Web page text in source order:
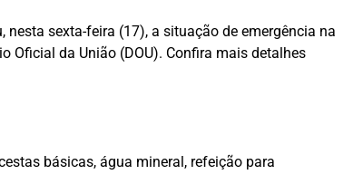
sexta-feira (17), a situação de emergência na
Oficial da União (DOU). Confira mais detalhes
básicas, água mineral, refeição para